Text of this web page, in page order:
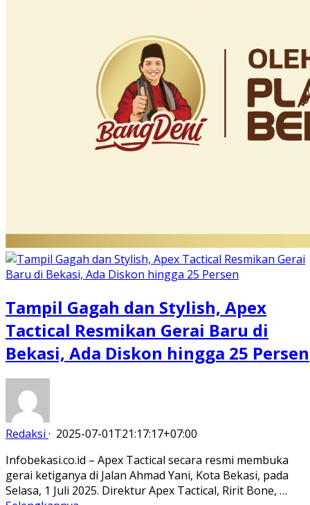
Tampil Gagah dan Stylish, Apex
Tactical Resmikan Gerai Baru di
Bekasi, Ada Diskon hingga 25 Persen
Redaksi · 2025-07-01T21:17:17+07:00
Infobekasi.co.id – Apex Tactical secara resmi membuka
gerai ketiganya di Jalan Ahmad Yani, Kota Bekasi, pada
Selasa, 1 Juli 2025. Direktur Apex Tactical, Ririt Bone, …